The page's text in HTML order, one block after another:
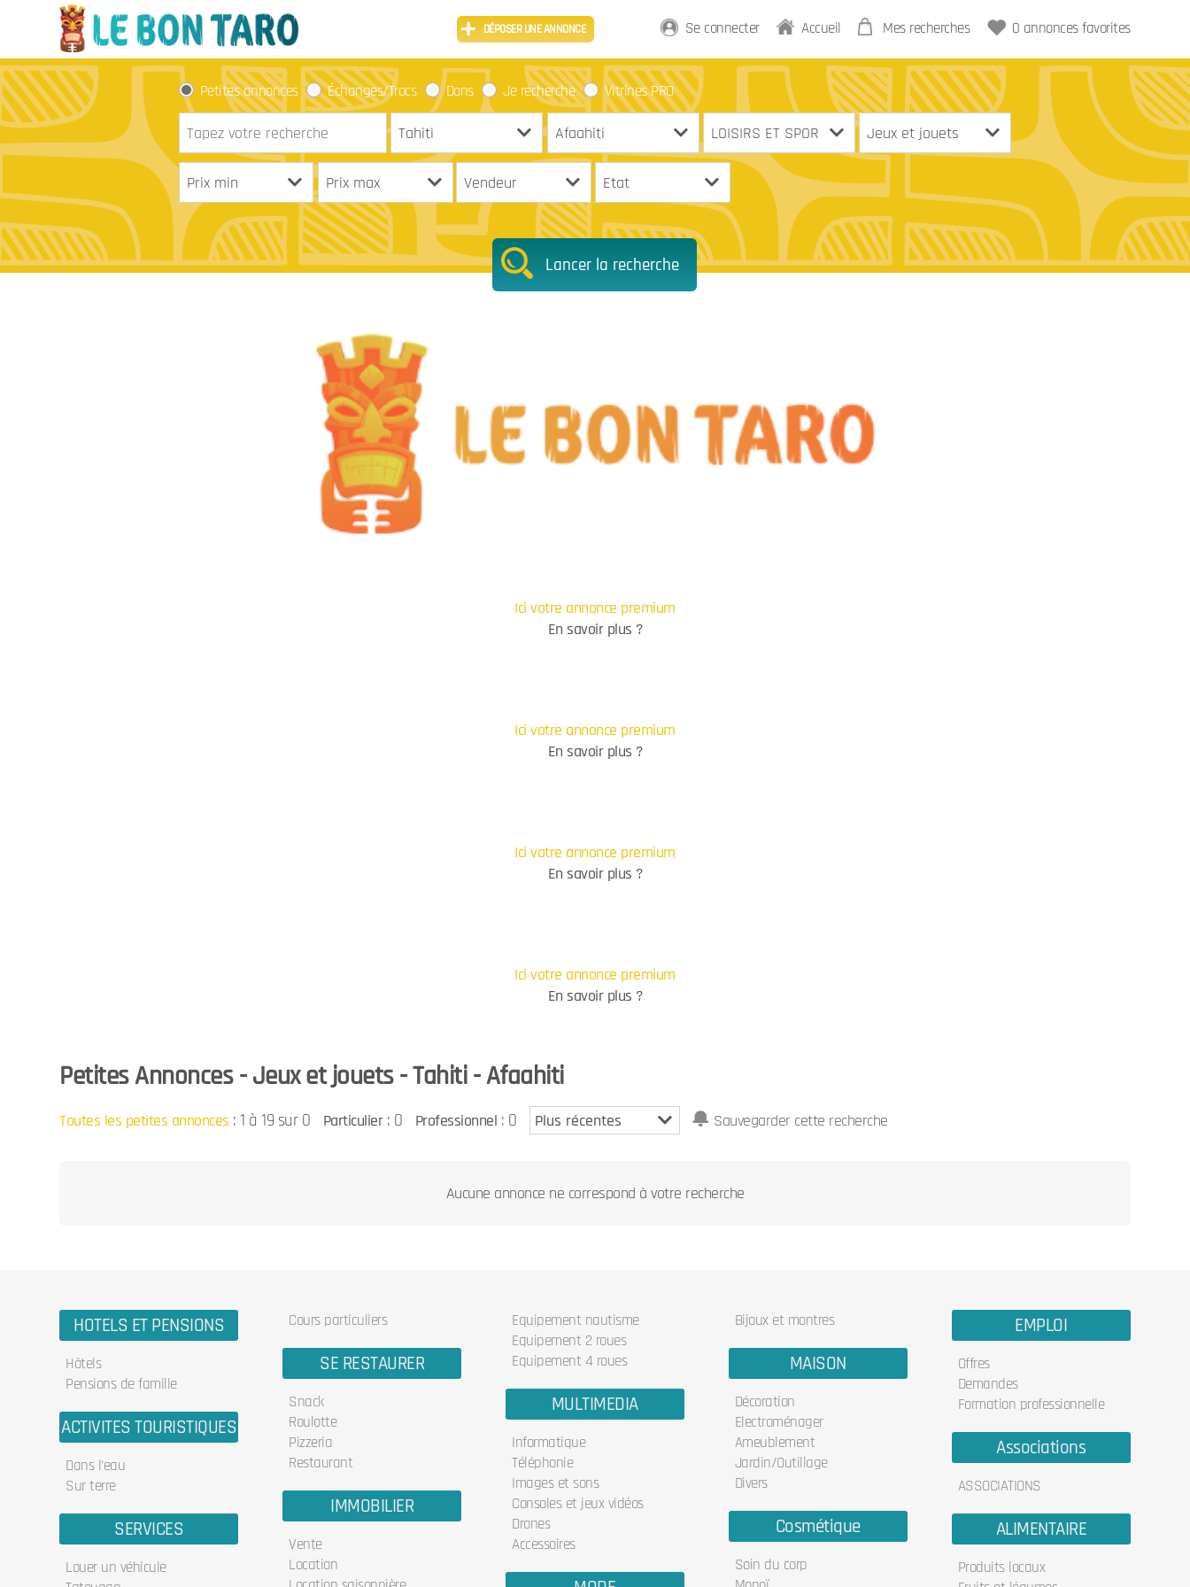
DÉPOSER UNE ANNONCE Se connecter Accueil Mes recherches 0 annonces favorites
Petites annonces Échanges/Trocs Dons Je recherche Vitrines PRO
Lancer la recherche
Ici votre annonce premium
En savoir plus ?
Ici votre annonce premium
En savoir plus ?
Ici votre annonce premium
En savoir plus ?
Ici votre annonce premium
En savoir plus ?
Petites Annonces - Jeux et jouets - Tahiti - Afaahiti
Toutes les petites annonces :1 à 19 sur 0 Particulier: 0 Professionnel : 0 Sauvegarder cette recherche
Aucune annonce ne correspond à votre recherche
HOTELS ET PENSIONS
Hôtels
Pensions de famille
ACTIVITES TOURISTIQUES
Dans l'eau
Sur terre
SERVICES
Louer un véhicule
Cours particuliers
SE RESTAURER
Snack
Roulotte
Pizzeria
Restaurant
IMMOBILIER
Vente
Location
Equipement nautisme
Equipement 2 roues
Equipement 4 roues
MULTIMEDIA
Informatique
Téléphonie
Images et sons
Consoles et jeux vidéos
Drones
Accessoires
Bijoux et montres
MAISON
Décoration
Electroménager
Ameublement
Jardin/Outillage
Divers
Cosmétique
Soin du corp
EMPLOI
Offres
Demandes
Formation professionnelle
Associations
ASSOCIATIONS
ALIMENTAIRE
Produits locaux